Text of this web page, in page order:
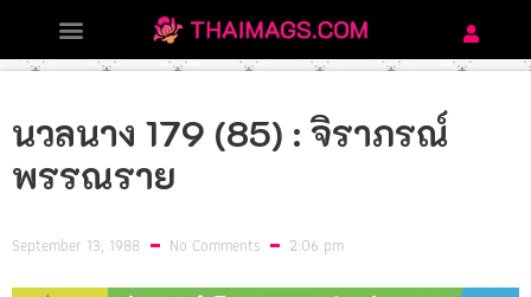
นวลนาง 179 (85) : จิราภรณ์
พรรณราย
September 13, 1988 No Comments 2:06 pm